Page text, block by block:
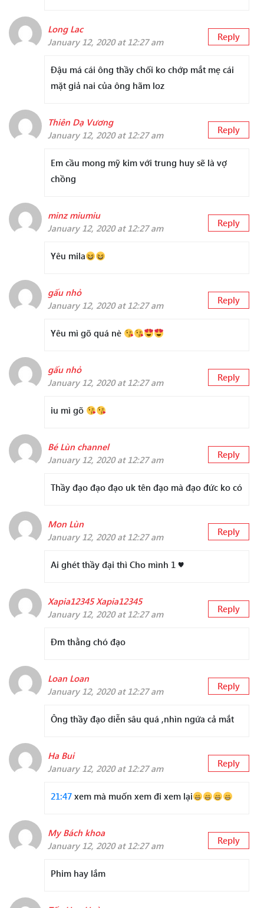
Long Lac
January 12, 2020 at 12:27 am
Reply
Đậu má cái ông thầy chối ko chớp mắt mẹ cái
mặt giả nai của ông hãm loz
Thiên Dạ Vương
January 12, 2020 at 12:27 am
Reply
Em cầu mong mỹ kim với trung huy sẽ là vợ
chồng
minz miumiu
January 12, 2020 at 12:27 am
Reply
Yêu mila
gấu nhỏ
January 12, 2020 at 12:27 am
Reply
Yêu mì gõ quá nè
gấu nhỏ
January 12, 2020 at 12:27 am
Reply
iu mì gõ
Bé Lùn channel
January 12, 2020 at 12:27 am
Reply
Thầy đạo đạo đạo uk tên đạo mà đạo đức ko có
Mon Lùn
January 12, 2020 at 12:27 am
Reply
Ai ghét thầy đại thì Cho mình 1 ♥
Xapia12345 Xapia12345
January 12, 2020 at 12:27 am
Reply
Đm thằng chó đạo
Loan Loan
January 12, 2020 at 12:27 am
Reply
Ông thầy đạo diễn sâu quá ,nhìn ngứa cả mắt
Ha Bui
January 12, 2020 at 12:27 am
Reply
21:47 xem mà muốn xem đi xem lại
My Bách khoa
January 12, 2020 at 12:27 am
Reply
Phim hay lắm